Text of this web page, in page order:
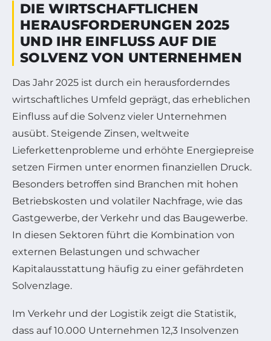
DIE WIRTSCHAFTLICHEN
HERAUSFORDERUNGEN 2025
UND IHR EINFLUSS AUF DIE
SOLVENZ VON UNTERNEHMEN
Das Jahr 2025 ist durch ein herausforderndes
wirtschaftliches Umfeld geprägt, das erheblichen
Einfluss auf die Solvenz vieler Unternehmen
ausübt. Steigende Zinsen, weltweite
Lieferkettenprobleme und erhöhte Energiepreise
setzen Firmen unter enormen finanziellen Druck.
Besonders betroffen sind Branchen mit hohen
Betriebskosten und volatiler Nachfrage, wie das
Gastgewerbe, der Verkehr und das Baugewerbe.
In diesen Sektoren führt die Kombination von
externen Belastungen und schwacher
Kapitalausstattung häufig zu einer gefährdeten
Solvenzlage.
Im Verkehr und der Logistik zeigt die Statistik,
dass auf 10.000 Unternehmen 12,3 Insolvenzen